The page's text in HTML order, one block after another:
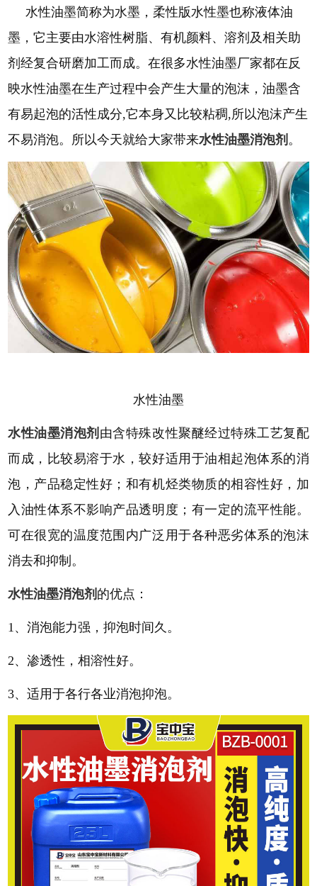
水性油墨简称为水墨，柔性版水性墨也称液体油
墨，它主要由水溶性树脂、有机颜料、溶剂及相关助
剂经复合研磨加工而成。在很多水性油墨厂家都在反
映水性油墨在生产过程中会产生大量的泡沫，油墨含
有易起泡的活性成分,它本身又比较粘稠,所以泡沫产生
不易消泡。所以今天就给大家带来水性油墨消泡剂 。
水性油墨
水性油墨消泡剂 由含特殊改性聚醚经过特殊工艺复配
而成，比较易溶于水，较好适用于油相起泡体系的消
泡，产品稳定性好；和有机烃类物质的相容性好，加
入油性体系不影响产品透明度；有一定的流平性能。
可在很宽的温度范围内广泛用于各种恶劣体系的泡沫
消去和抑制。
水性油墨消泡剂 的优点：
1、消泡能力强，抑泡时间久。
2、渗透性，相溶性好。
3、适用于各行各业消泡抑泡。